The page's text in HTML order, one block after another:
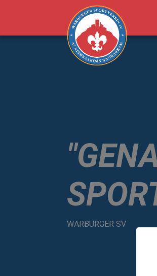
Zum Hauptinhalt springen
WARBURGER SV